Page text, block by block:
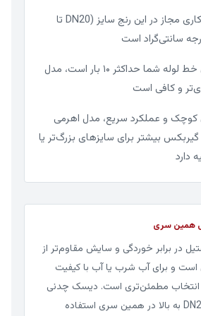
حداکثر دمای کاری مجاز در این رنج سایز (DN20 تا
اگر فشار کاری خط لوله شما حداکثر ۱۰ بار است، مدل
کوچک و عملکرد سریع، مدل اهرمی
بیشتر برای سایزهای بزرگ‌تر یا
دارد
همین سری
در برابر خوردگی و سایش مقاوم‌تر از
و برای آب شرب یا آب با کیفیت
مطمئن‌تری است. دیسک چدنی
(که در سایزهای DN250 به بالا در همین سری استفاده